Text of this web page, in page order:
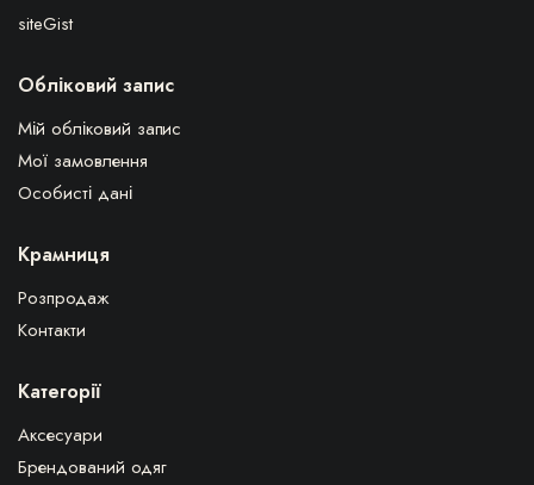
siteGist
Обліковий запис
Мій обліковий запис
Мої замовлення
Особисті дані
Крамниця
Розпродаж
Контакти
Категорії
Аксесуари
Брендований одяг